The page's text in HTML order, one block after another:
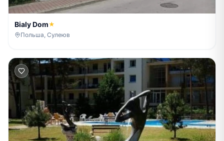
Bialy Dom★
Польша, Сулеюв